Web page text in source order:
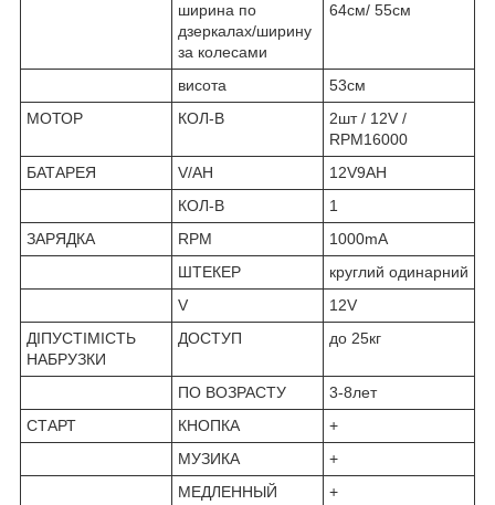
ширина по
дзеркалах/ширину
за колесами
64см/ 55см
висота
53см
МОТОР
КОЛ-В
2шт / 12V /
RPM16000
БАТАРЕЯ
V/AH
12V9AH
КОЛ-В
1
ЗАРЯДКА
RPM
1000mA
ШТЕКЕР
круглий одинарний
V
12V
ДІПУСТІМІСТЬ
НАБРУЗКИ
ДОСТУП до 25кг
ПО ВОЗРАСТУ
3-8лет
СТАРТ
КНОПКА
+
МУЗИКА
+
МЕДЛЕННЫЙ
+